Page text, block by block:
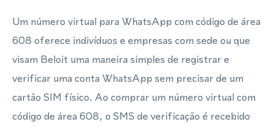
Um número virtual para WhatsApp com código de área
608 oferece indivíduos e empresas com sede ou que
visam Beloit uma maneira simples de registrar e
verificar uma conta WhatsApp sem precisar de um
cartão SIM físico. Ao comprar um número virtual com
código de área 608, o SMS de verificação é recebido